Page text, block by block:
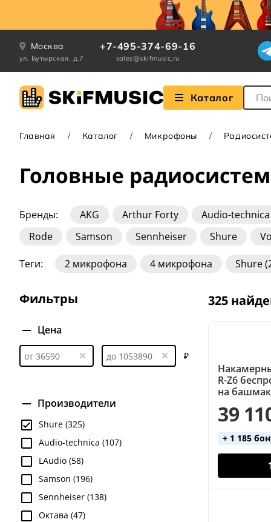
Москва
ул. Бутырская, д.7
+7-495-374-69-16
sales@skifmusic.ru
Каталог
Главная Каталог Микрофоны
Головные
Бренды: AKG Arthur Forty Audio-technica
Rode
Samson Sennheiser Shure
Теги: 2 микрофона 4 микрофона Shure
Вокальные (с динамическим микрофоном)
Гитарные (Shure)
Динамические
Инструментальные
Ручной
Цифровые
Цифровые
Фильтры
Цена
₽
Производители
Shure (325)
Audio-technica (107)
LAudio (58)
Samson (196)
Sennheiser (138)
Октава (47)
325
R-Z6
на башмак
39
+ 1 185